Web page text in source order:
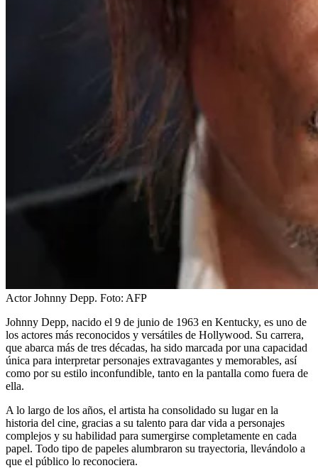
Actor Johnny Depp. Foto: AFP
Johnny Depp, nacido el 9 de junio de 1963 en Kentucky, es uno de
los actores más reconocidos y versátiles de Hollywood. Su carrera,
que abarca más de tres décadas, ha sido marcada por una capacidad
única para interpretar personajes extravagantes y memorables, así
como por su estilo inconfundible, tanto en la pantalla como fuera de
ella.
A lo largo de los años, el artista ha consolidado su lugar en la
historia del cine, gracias a su talento para dar vida a personajes
complejos y su habilidad para sumergirse completamente en cada
papel. Todo tipo de papeles alumbraron su trayectoria, llevándolo a
que el público lo reconociera.